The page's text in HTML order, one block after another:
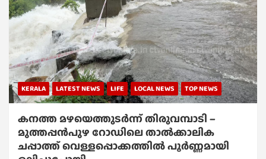
KERALA LATEST NEWS LIFE LOCAL NEWS TOP NEWS
കനത്ത മഴയെത്തുടർന്ന് തിരുവമ്പാടി –
മുത്തപ്പൻപുഴ റോഡിലെ താൽക്കാലിക
ചപ്പാത്ത് വെള്ളപ്പൊക്കത്തിൽ പൂർണ്ണമായി